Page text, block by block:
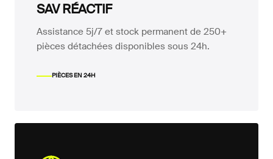
SAV RÉACTIF
Assistance 5j/7 et stock permanent de 250+
pièces détachées disponibles sous 24h.
PIÈCES EN 24H